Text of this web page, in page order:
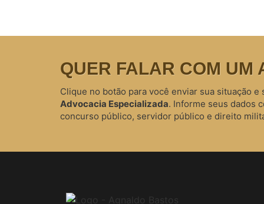
QUER FALAR COM UM
Clique no botão para você enviar sua situação
Advocacia Especializada. Informe seus dados
concurso público, servidor público e direito